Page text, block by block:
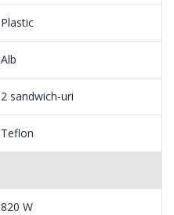
Plastic
Alb
2 sandwich-uri
Teflon
820 W